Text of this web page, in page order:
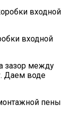
входной
зазор между
Даем воде